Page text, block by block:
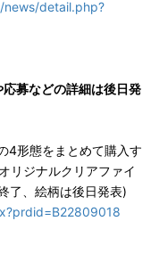
detail.php?
募などの詳細は後日発
4形態をまとめて購入す
リジナルクリアファイ
了、絵柄は後日発表)